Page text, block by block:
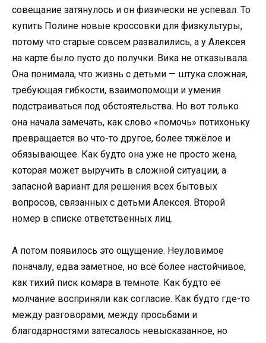
совещание затянулось и он физически не успевал. То
купить Полине новые кроссовки для физкультуры,
потому что старые совсем развалились, а у Алексея
на карте было пусто до получки. Вика не отказывала.
Она понимала, что жизнь с детьми — штука сложная,
требующая гибкости, взаимопомощи и умения
подстраиваться под обстоятельства. Но вот только
она начала замечать, как слово «помочь» потихоньку
превращается во что-то другое, более тяжёлое и
обязывающее. Как будто она уже не просто жена,
которая может выручить в сложной ситуации, а
запасной вариант для решения всех бытовых
вопросов, связанных с детьми Алексея. Второй
номер в списке ответственных лиц.
А потом появилось это ощущение. Неуловимое
поначалу, едва заметное, но всё более настойчивое,
как тихий писк комара в темноте. Как будто её
молчание восприняли как согласие. Как будто где-то
между разговорами, между просьбами и
благодарностями затесалось невысказанное, но